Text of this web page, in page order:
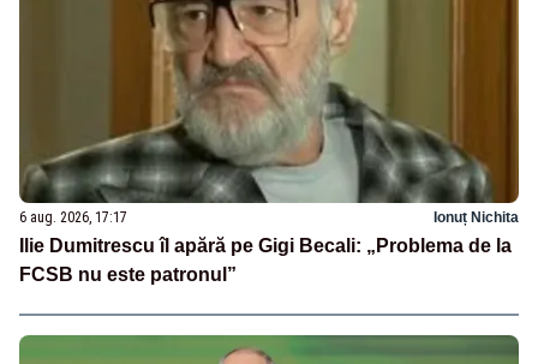
6 aug. 2026, 17:17 Ionuț Nichita
Ilie Dumitrescu îl apără pe Gigi Becali: „Problema de la
FCSB nu este patronul”